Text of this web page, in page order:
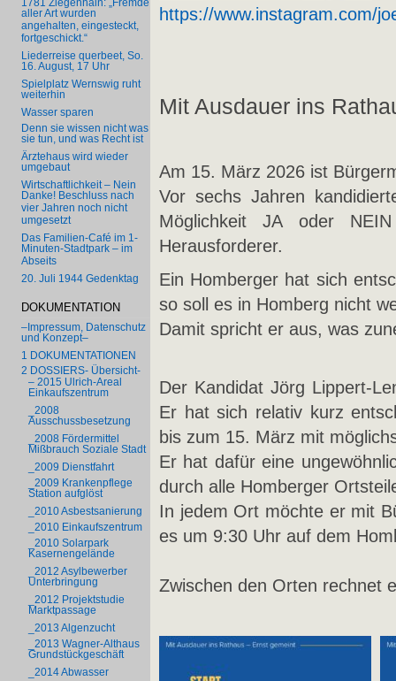
1781 Ziegenhain: „Fremde
aller Art wurden
angehalten, eingesteckt,
fortgeschickt.“
Liederreise querbeet, So.
16. August, 17 Uhr
Spielplatz Wernswig ruht
weiterhin
Wasser sparen
Denn sie wissen nicht was
sie tun, und was Recht ist
Ärztehaus wird wieder
umgebaut
Wirtschaftlichkeit – Nein
Danke! Beschluss nach
vier Jahren noch nicht
umgesetzt
Das Familien-Café im 1-
Minuten-Stadtpark – im
Abseits
20. Juli 1944 Gedenktag
DOKUMENTATION
–Impressum, Datenschutz
und Konzept–
1 DOKUMENTATIONEN
2 DOSSIERS- Übersicht-
– 2015 Ulrich-Areal
Einkaufszentrum
_2008
Ausschussbesetzung
_2008 Fördermittel
Mißbrauch Soziale Stadt
_2009 Dienstfahrt
_2009 Krankenpflege
Station aufglöst
_2010 Asbestsanierung
_2010 Einkaufszentrum
_2010 Solarpark
Kasernengelände
_2012 Asylbewerber
Unterbringung
_2012 Projektstudie
Marktpassage
_2013 Algenzucht
_2013 Wagner-Althaus
Grundstückgeschäft
_2014 Abwasser
https://www.instagram.com/
Mit Ausdauer ins
Am 15. März 2026 ist
Vor sechs Jahren
Möglichkeit JA oder
Herausforderer.
Ein Homberger hat sich
so soll es in Homberg nicht
Damit spricht er aus, was
Der Kandidat Jörg Lippert-
Er hat sich relativ kurz
bis zum 15. März mit
Er hat dafür eine
durch alle Homberger
In jedem Ort möchte er mit
es um 9:30 Uhr auf dem
Zwischen den Orten rechnet